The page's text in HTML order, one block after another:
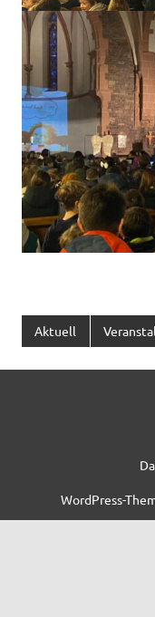
Aktuell
WordPress-